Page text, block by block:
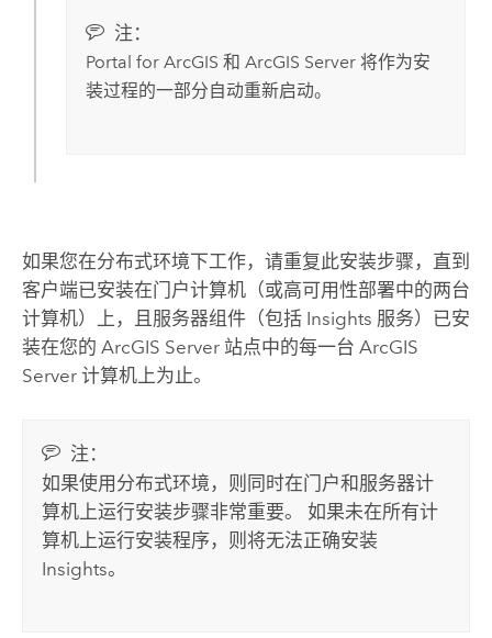
注：
Portal for ArcGIS 和 ArcGIS Server将作为安
装过程的一部分自动重新启动。
如果您在分布式环境下工作，请重复此安装步骤，直到
客户端已安装在门户计算机（或高可用性部署中的两台
计算机）上，且服务器组件（包括 Insights 服务）已安
装在您的 ArcGIS Server站点中的每一台 ArcGIS
Server计算机上为止。
注：
如果使用分布式环境，则同时在门户和服务器计
算机上运行安装步骤非常重要。 如果未在所有计
算机上运行安装程序，则将无法正确安装
Insights。